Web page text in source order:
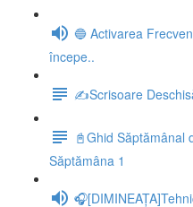
🔵 Activarea
începe..
✍️Scrisoare
📓Ghid Săptămânal
Săptămâna 1